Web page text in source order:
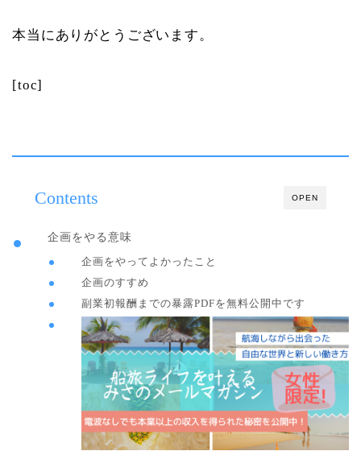
本当にありがとうございます。
[toc]
OPEN
Contents
企画をやる意味
企画をやってよかったこと
企画のすすめ
副業初報酬までの暴露PDFを無料公開中です